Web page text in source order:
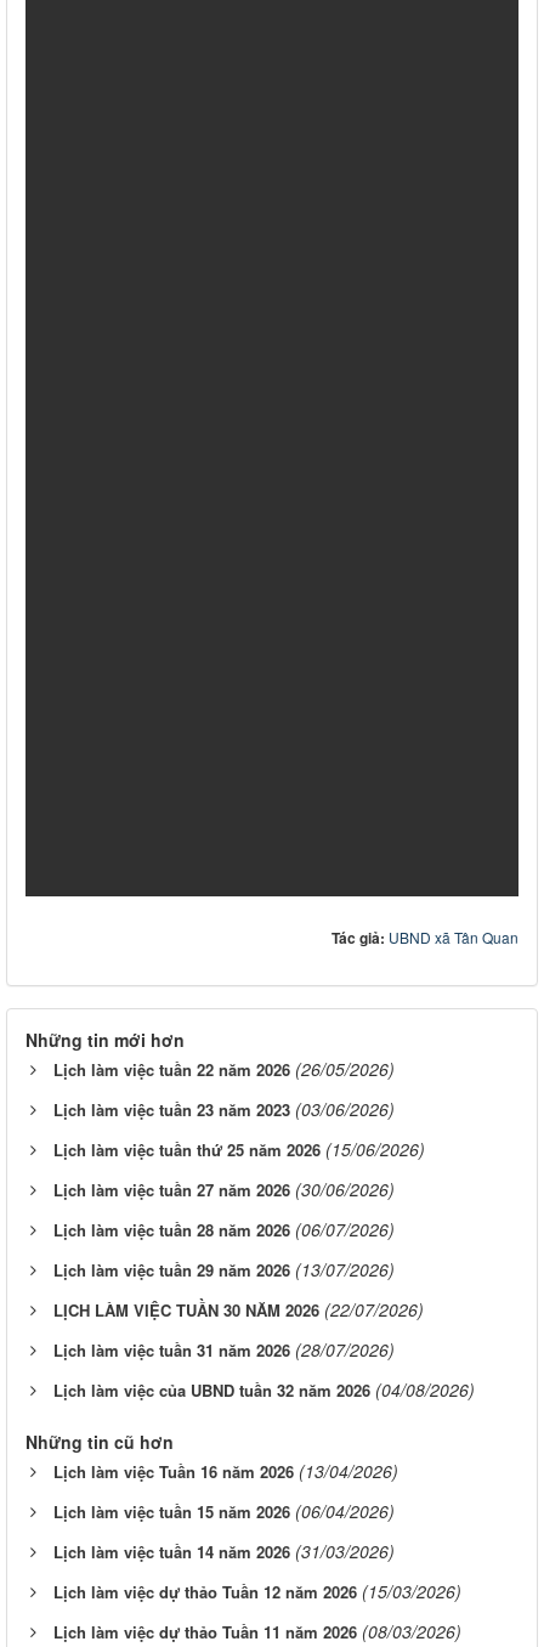
Tác giả: UBND xã Tân Quan
Những tin mới hơn
Lịch làm việc tuần 22 năm 2026 (26/05/2026)
Lịch làm việc tuần 23 năm 2023 (03/06/2026)
Lịch làm việc tuần thứ 25 năm 2026 (15/06/2026)
Lịch làm việc tuần 27 năm 2026 (30/06/2026)
Lịch làm việc tuần 28 năm 2026 (06/07/2026)
Lịch làm việc tuần 29 năm 2026 (13/07/2026)
LỊCH LÀM VIỆC TUẦN 30 NĂM 2026 (22/07/2026)
Lịch làm việc tuần 31 năm 2026 (28/07/2026)
Lịch làm việc của UBND tuần 32 năm 2026 (04/08/2026)
Những tin cũ hơn
Lịch làm việc Tuần 16 năm 2026 (13/04/2026)
Lịch làm việc tuần 15 năm 2026 (06/04/2026)
Lịch làm việc tuần 14 năm 2026 (31/03/2026)
Lịch làm việc dự thảo Tuần 12 năm 2026 (15/03/2026)
Lịch làm việc dự thảo Tuần 11 năm 2026 (08/03/2026)